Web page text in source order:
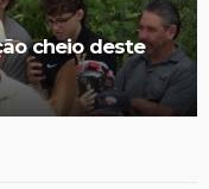
cheio deste